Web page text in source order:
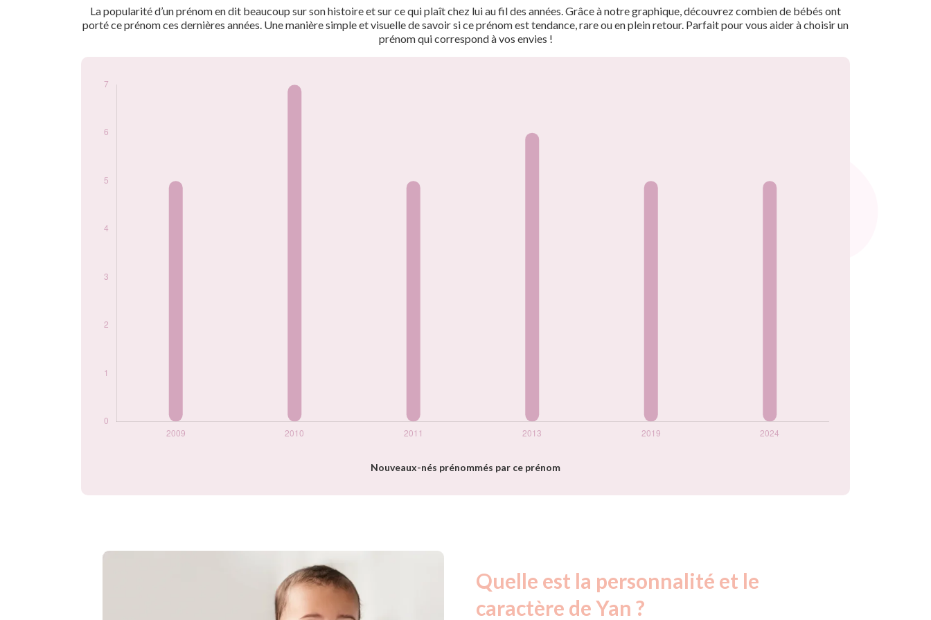
La popularité d’un prénom en dit beaucoup sur son histoire et sur ce qui plaît chez lui au fil des années. Grâce à notre graphique, découvrez combien de bébés ont
porté ce prénom ces dernières années. Une manière simple et visuelle de savoir si ce prénom est tendance, rare ou en plein retour. Parfait pour vous aider à choisir un
prénom qui correspond à vos envies !
Nouveaux-nés prénommés par ce prénom
année
2009
5
2010
7
2024
5
Quelle est la personnalité et le
caractère de Yan ?